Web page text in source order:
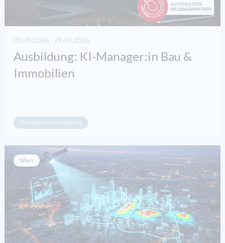
01.09.2026 - 29.09.2026
Ausbildung: KI-Manager:in Bau &
Immobilien
Zertifizierte Ausbildung
Wien